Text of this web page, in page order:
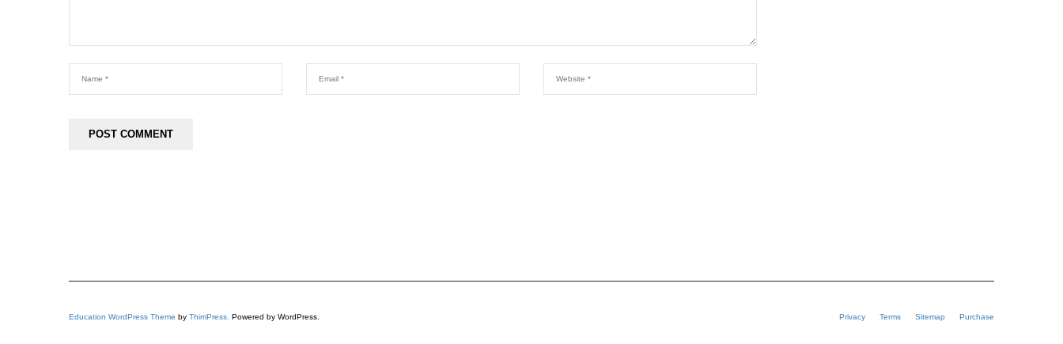
Education WordPress Theme by ThimPress. Powered by WordPress. Privacy Terms Sitemap Purchase